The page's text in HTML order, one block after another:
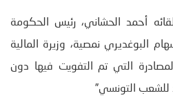
أحمد الحشاني، رئيس الحكومة
البوغديري نمصية، وزيرة المالية
التي تم التفويت فيها دون
للشعب التونسي”